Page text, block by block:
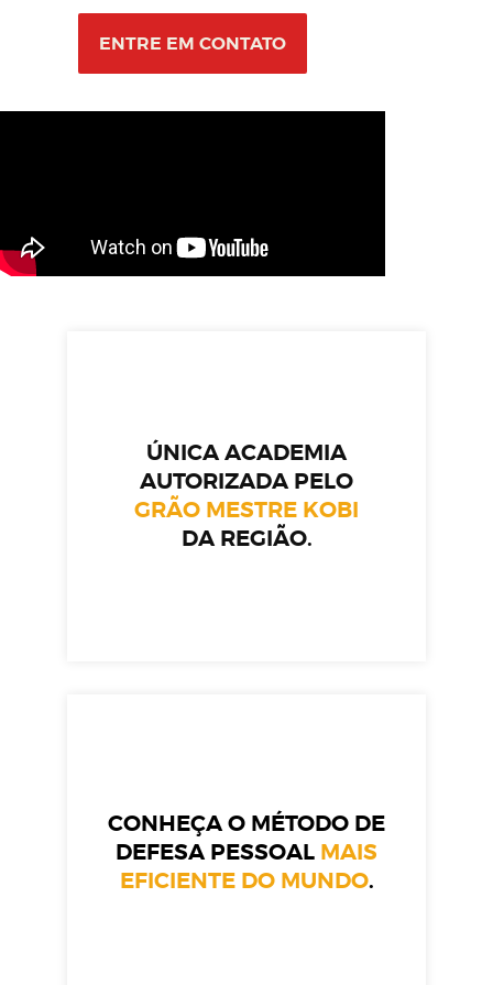
ENTRE EM CONTATO
ÚNICA ACADEMIA
AUTORIZADA PELO
GRÃO MESTRE KOBI
DA REGIÃO.
CONHEÇA O MÉTODO DE
DEFESA PESSOAL MAIS
EFICIENTE DO MUNDO.